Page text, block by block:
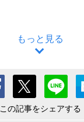
もっと見る
この記事をシェアする